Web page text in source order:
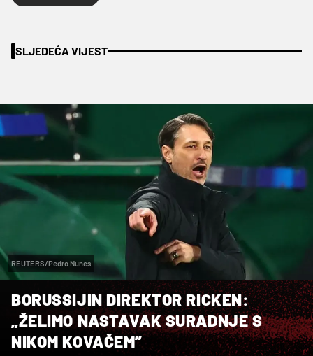
SLJEDEĆA VIJEST
REUTERS/Pedro Nunes
BORUSSIJIN DIREKTOR RICKEN:
„ŽELIMO NASTAVAK SURADNJE S
NIKOM KOVAČEM”